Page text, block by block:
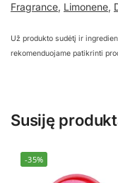
Fragrance, Limonene,
Už produkto sudėtį ir
rekomenduojame patikrinti
Susiję
-35%